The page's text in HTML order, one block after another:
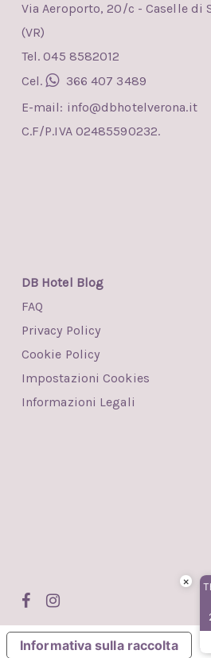
Via Aeroporto, 20/c - Caselle di
(VR)
Tel. 045 8582012
Cel.
366 407 3489
E-mail: info@dbhotelverona.it
C.F/P.IVA 02485590232.
DB Hotel Blog
FAQ
Privacy Policy
Cookie Policy
Impostazioni Cookies
Informazioni Legali
facebookinstagram
Informativa sulla raccolta
×